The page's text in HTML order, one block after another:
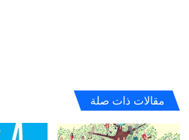
مقالات ذات صلة